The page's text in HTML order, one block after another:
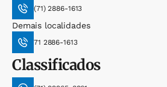
(71) 2886-1613
Demais localidades
71 2886-1613
Classificados